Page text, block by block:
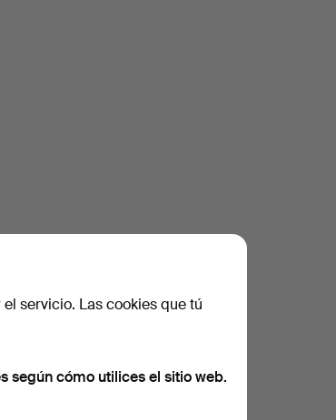
servicio. Las cookies que tú
según cómo utilices el sitio web.